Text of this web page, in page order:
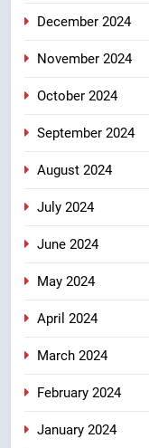
December 2024
November 2024
October 2024
September 2024
August 2024
July 2024
June 2024
May 2024
April 2024
March 2024
February 2024
January 2024